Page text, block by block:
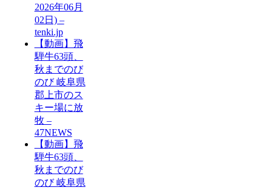
2026年06月
02日) –
tenki.jp
【動画】飛
騨牛63頭、
秋までのび
のび 岐阜県
郡上市のス
キー場に放
牧 –
47NEWS
【動画】飛
騨牛63頭、
秋までのび
のび 岐阜県